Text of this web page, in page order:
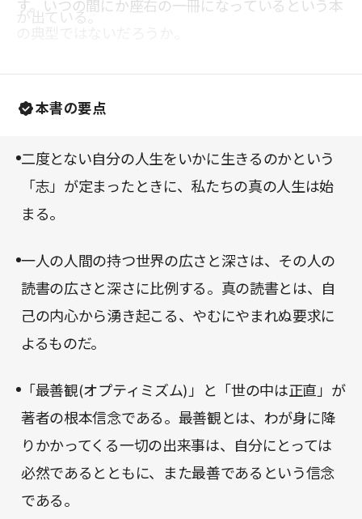
が出ている。
す。いつの間にか座右の一冊になっているという本
本書の要点
二度とない自分の人生をいかに生きるのかという
「志」が定まったときに、私たちの真の人生は始
まる。
一人の人間の持つ世界の広さと深さは、その人の
読書の広さと深さに比例する。真の読書とは、自
己の内心から湧き起こる、やむにやまれぬ要求に
よるものだ。
「最善観(オプティミズム)」と「世の中は正直」が
著者の根本信念である。最善観とは、わが身に降
りかかってくる一切の出来事は、自分にとっては
必然であるとともに、また最善であるという信念
である。